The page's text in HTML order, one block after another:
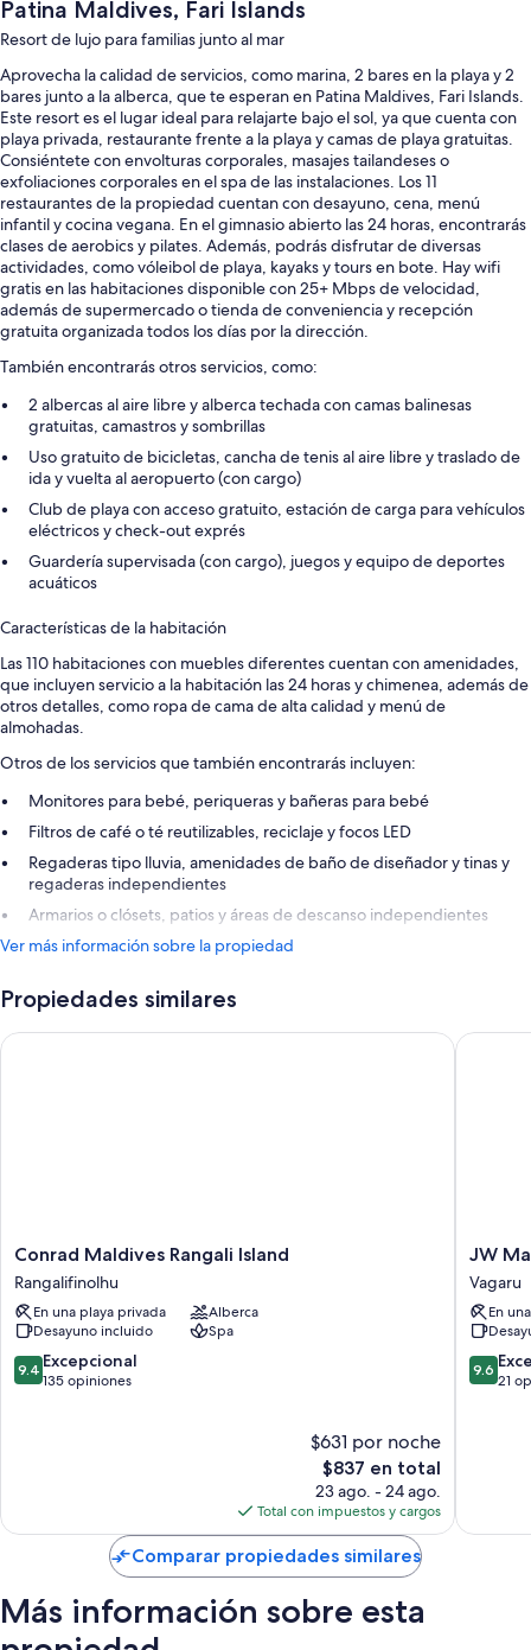
Patina Maldives, Fari Islands
Resort de lujo para familias junto al mar
Aprovecha la calidad de servicios, como marina, 2 bares en la playa y 2
bares junto a la alberca, que te esperan en Patina Maldives, Fari Islands.
Este resort es el lugar ideal para relajarte bajo el sol, ya que cuenta con
playa privada, restaurante frente a la playa y camas de playa gratuitas.
Consiéntete con envolturas corporales, masajes tailandeses o
exfoliaciones corporales en el spa de las instalaciones. Los 11
restaurantes de la propiedad cuentan con desayuno, cena, menú
infantil y cocina vegana. En el gimnasio abierto las 24 horas, encontrarás
clases de aerobics y pilates. Además, podrás disfrutar de diversas
actividades, como vóleibol de playa, kayaks y tours en bote. Hay wifi
gratis en las habitaciones disponible con 25+ Mbps de velocidad,
además de supermercado o tienda de conveniencia y recepción
gratuita organizada todos los días por la dirección.
También encontrarás otros servicios, como:
2 albercas al aire libre y alberca techada con camas balinesas
gratuitas, camastros y sombrillas
Uso gratuito de bicicletas, cancha de tenis al aire libre y traslado de
ida y vuelta al aeropuerto (con cargo)
Club de playa con acceso gratuito, estación de carga para vehículos
eléctricos y check-out exprés
Guardería supervisada (con cargo), juegos y equipo de deportes
acuáticos
Características de la habitación
Las 110 habitaciones con muebles diferentes cuentan con amenidades,
que incluyen servicio a la habitación las 24 horas y chimenea, además de
otros detalles, como ropa de cama de alta calidad y menú de
almohadas.
Otros de los servicios que también encontrarás incluyen:
Monitores para bebé, periqueras y bañeras para bebé
Filtros de café o té reutilizables, reciclaje y focos LED
Regaderas tipo lluvia, amenidades de baño de diseñador y tinas y
regaderas independientes
Armarios o clósets, patios y áreas de descanso independientes
Ver más información sobre la propiedad
Propiedades similares
Conrad
Maldives
Rangali
Island
Rangalifinolhu
Conrad Maldives Rangali Island
Rangalifinolhu
En una playa privada
Alberca
Desayuno incluido
Spa
9.4
de
9.4 Excepcional
135 opiniones
$631 por noche
El
precio
actual
es
de
$837
$837 en total
23 ago. - 24 ago.
Total con impuestos y cargos
Conrad Maldives Rangali Island
JW
Marriott
Resort
&
Spa
Vagaru
JW
Vagaru
En
9.6
de
9.6
21
JW
Comparar propiedades similares
Más información sobre esta